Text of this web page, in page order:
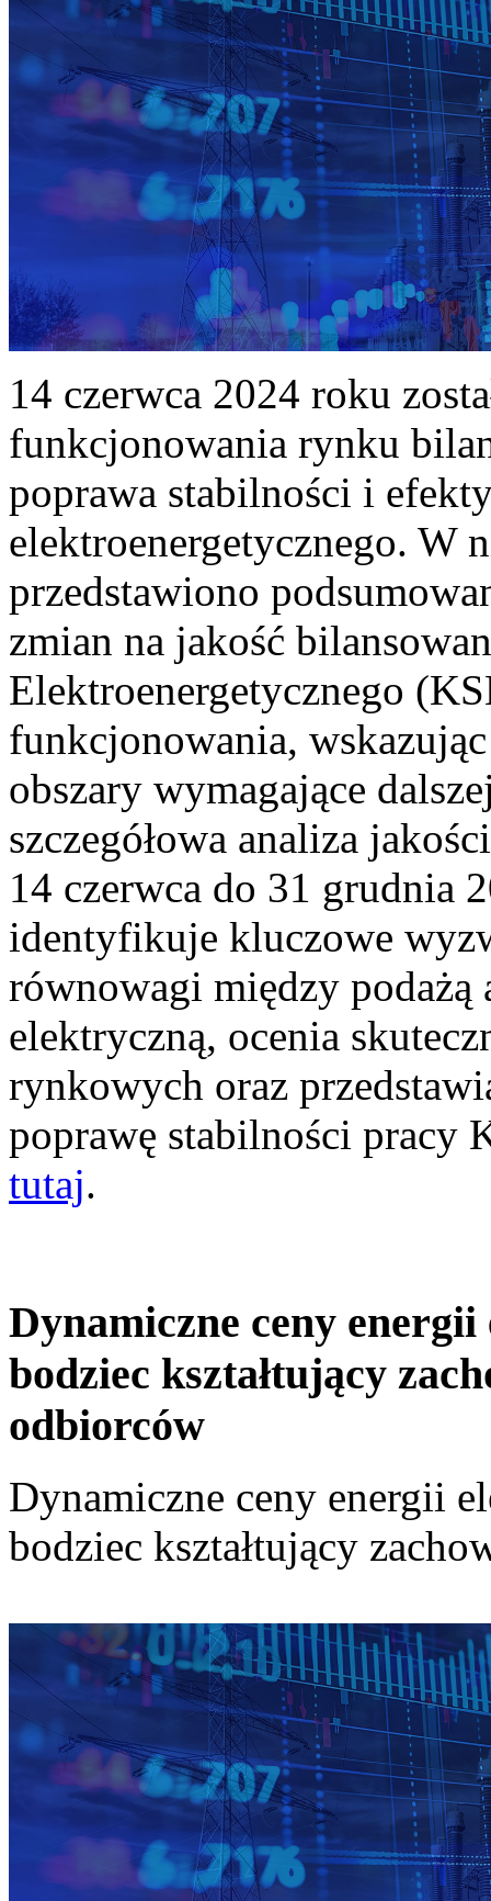
14 czerwca 2024 roku
funkcjonowania rynku
poprawa stabilności i
elektroenergetycznego. W
przedstawiono
zmian na jakość
Elektroenergetycznego
funkcjonowania,
obszary wymagające
szczegółowa analiza
14 czerwca do 31 grudnia
identyfikuje kluczowe
równowagi między podażą
elektryczną, ocenia
rynkowych oraz
poprawę stabilności pracy
tutaj.
Dynamiczne ceny
bodziec kształtujący
odbiorców
Dynamiczne ceny energii
bodziec kształtujący